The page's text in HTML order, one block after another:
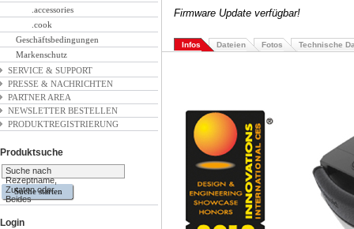
.accessories
.cook
Geschäftsbedingungen
Markenschutz
SERVICE & SUPPORT
PRESSE & NACHRICHTEN
PARTNER AREA
NEWSLETTER BESTELLEN
PRODUKTREGISTRIERUNG
Produktsuche
Suche nach
Rezeptname,
Zutaten oder
Beides
Login
Firmware Update verfügbar!
Infos Dateien Fotos Technische